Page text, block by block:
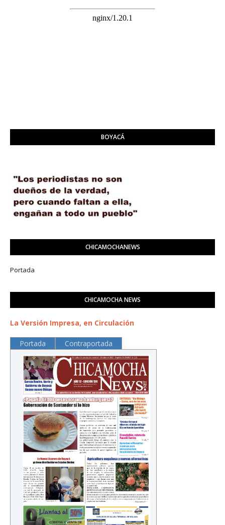
BOYACÁ
CHICAMOCHANEWS
Portada
CHICAMOCHA NEWS
La Versión Impresa, en Circulación
Portada Contraportada